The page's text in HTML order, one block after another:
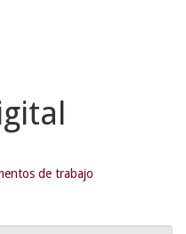
de trabajo